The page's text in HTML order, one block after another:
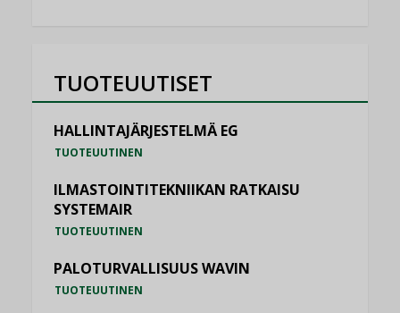
TUOTEUUTISET
HALLINTAJÄRJESTELMÄ EG
TUOTEUUTINEN
ILMASTOINTITEKNIIKAN RATKAISU
SYSTEMAIR
TUOTEUUTINEN
PALOTURVALLISUUS WAVIN
TUOTEUUTINEN